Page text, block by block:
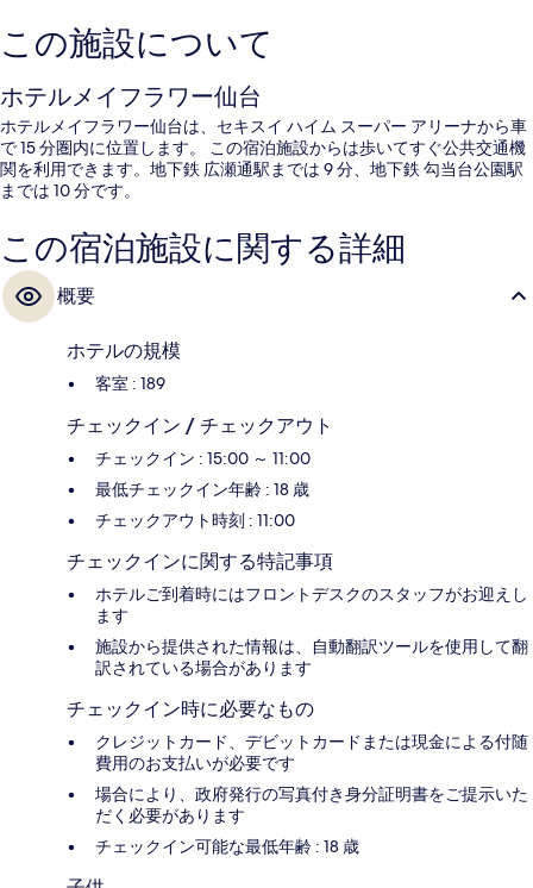
この施設について
ホテルメイフラワー仙台
ホテルメイフラワー仙台は、セキスイ ハイム スーパー アリーナから車
で 15 分圏内に位置します。 この宿泊施設からは歩いてすぐ公共交通機
関を利用できます。地下鉄 広瀬通駅までは 9 分、地下鉄 勾当台公園駅
までは 10 分です。
この宿泊施設に関する詳細
概要
ホテルの規模
客室 : 189
チェックイン / チェックアウト
チェックイン : 15:00 ～ 11:00
最低チェックイン年齢 : 18 歳
チェックアウト時刻 : 11:00
チェックインに関する特記事項
ホテルご到着時にはフロントデスクのスタッフがお迎えし
ます
施設から提供された情報は、自動翻訳ツールを使用して翻
訳されている場合があります
チェックイン時に必要なもの
クレジットカード、デビットカードまたは現金による付随
費用のお支払いが必要です
場合により、政府発行の写真付き身分証明書をご提示いた
だく必要があります
チェックイン可能な最低年齢 : 18 歳